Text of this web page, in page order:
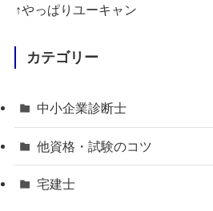
↑やっぱりユーキャン
カテゴリー
中小企業診断士
他資格・試験のコツ
宅建士